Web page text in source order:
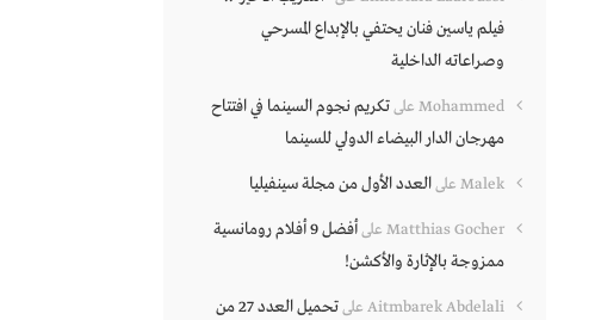
فيلم ياسين فنان يحتفي بالإبداع المسرحي
وصراعاته الداخلية
Mohammed علىتكريم نجوم السينما في افتتاح
مهرجان الدار البيضاء الدولي للسينما
Malek علىالعدد الأول من مجلة سينفيليا
Matthias Gocher على
أفضل 9 أفلام رومانسية
ممزوجة بالإثارة والأكشن!
Aitmbarek Abdelali على
تحميل العدد 27 من